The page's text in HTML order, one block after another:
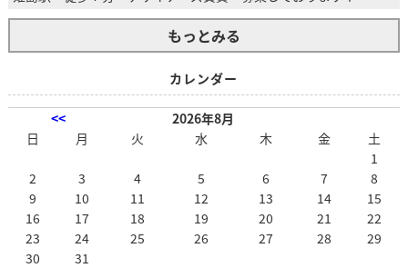
もっとみる
カレンダー
<<
2026年8月
日
月 火 水 木 金
土
1
2
3 4 5 6 7
8
9
10 11 12 13 14
15
16
17 18 19 20 21
22
23
24 25 26 27 28
29
30
31